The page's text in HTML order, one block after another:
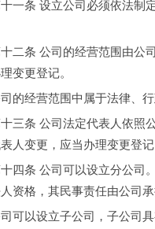
条 设立公司必须依法制定
条 公司的经营范围由公司
变更登记。
经营范围中属于法律、行
条 公司法定代表人依照公
人变更，应当办理变更登记
条 公司可以设立分公司。
资格，其民事责任由公司承
以设立子公司，子公司具